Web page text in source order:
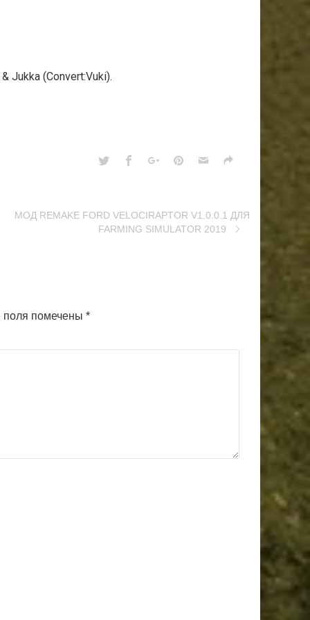
Jukka (Convert:Vuki).
MOД REMAKE FORD VELOCIRAPTOR V1.0.0.1 ДЛЯ
FARMING SIMULATOR 2019
помечены *